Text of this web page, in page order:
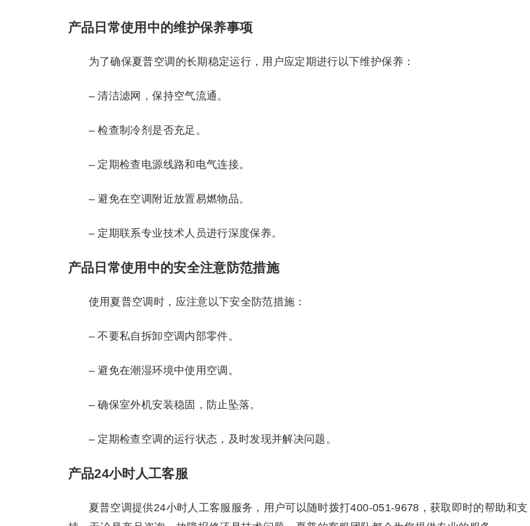
产品日常使用中的维护保养事项
为了确保夏普空调的长期稳定运行，用户应定期进行以下维护保养：
– 清洁滤网，保持空气流通。
– 检查制冷剂是否充足。
– 定期检查电源线路和电气连接。
– 避免在空调附近放置易燃物品。
– 定期联系专业技术人员进行深度保养。
产品日常使用中的安全注意防范措施
使用夏普空调时，应注意以下安全防范措施：
– 不要私自拆卸空调内部零件。
– 避免在潮湿环境中使用空调。
– 确保室外机安装稳固，防止坠落。
– 定期检查空调的运行状态，及时发现并解决问题。
产品24小时人工客服
夏普空调提供24小时人工客服服务，用户可以随时拨打400-051-9678，获取即时的帮助和支